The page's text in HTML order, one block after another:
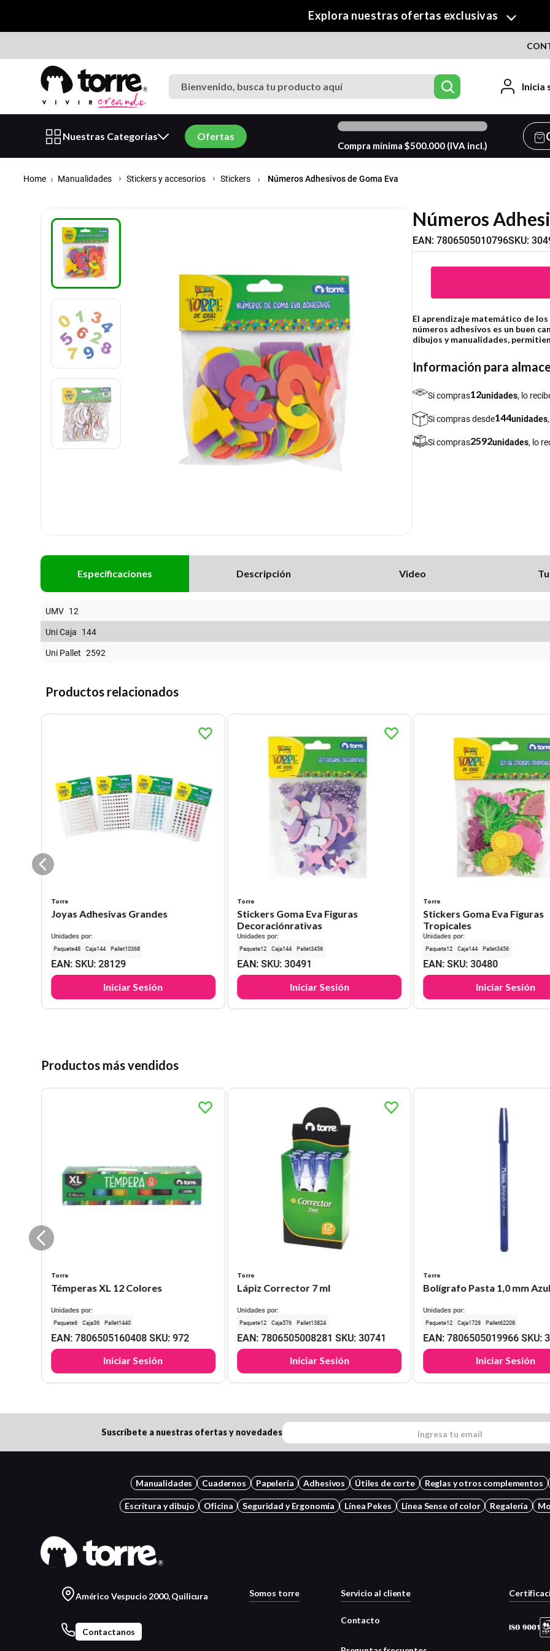
¡Descubre nuestra colección de Crafty!
Bienvenido, busca tu producto aquí
Inicia
Nuestras Categorías Ofertas
Compra mínima $500.000(IVA incl.)
Manualidades Stickers y accesorios Stickers Números Adhesivos de Goma Eva
Números
EAN: 7806505010796SKU:
El aprendizaje matemático de
números adhesivos es un buen
dibujos y manualidades,
Información para
Si compras12unidades, lo
Si compras desde144unidades
Si compras2592unidades, lo
Especificaciones Descripción Video
UMV 12
Uni Caja 144
Uni Pallet 2592
Productos relacionados
Torre
Joyas Adhesivas Grandes
Unidades por:
48 144 10368
EAN: SKU:28129
Iniciar Sesión
Torre
Stickers Goma Eva Figuras
Decoraciónrativas
Unidades por:
12 144 3456
EAN: SKU:30491
Iniciar Sesión
Torre
Stickers Goma Eva Figuras
Tropicales
Unidades por:
12 144 3456
EAN: SKU:30480
Iniciar Sesión
Productos más vendidos
Torre
Témperas XL 12 Colores
Unidades por:
6 36 1440
EAN:7806505160408 SKU:972
Iniciar Sesión
Torre
Lápiz Corrector 7 ml
Unidades por:
12 576 13824
EAN:7806505008281 SKU:30741
Iniciar Sesión
Torre
Bolígrafo Pasta 1,0 mm Azul
Unidades por:
12 1728 62208
EAN:7806505019966 SKU:
Iniciar Sesión
Suscríbete a nuestras ofertas y novedades
Manualidades Cuadernos Papelería Adhesivos Útiles de corte Reglas y otros complementos
Escritura y dibujo Oficina Seguridad y Ergonomía Línea Pekes Línea Sense of color Regalería
Américo Vespucio 2000, Quilicura
Contactanos
Somos torre Servicio al cliente
Contacto
Términos más buscados
1. cuaderno
2. carpeta
3. goma eva
5. estuche
6. village
7. carpetas
8. cartulina
harry potter
10 lapiz